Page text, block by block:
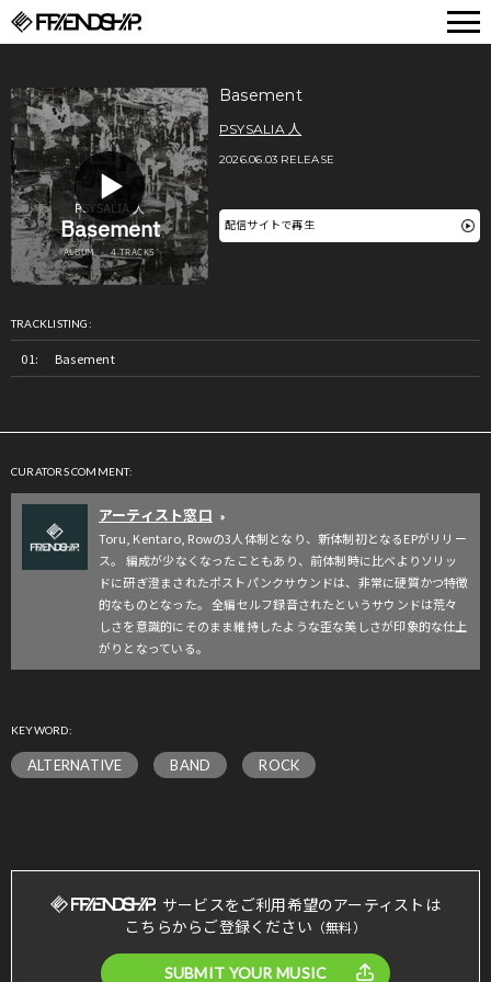
Basement
PSYSALIA 人
2026.06.03 RELEASE
配信サイトで再生
TRACKLISTING:
Basement
CURATORS COMMENT:
アーティスト窓口 »
Toru, Kentaro, Rowの3人体制となり、新体制初となるEPがリリー
ス。 編成が少なくなったこともあり、前体制時に比べよりソリッ
ドに研ぎ澄まされたポストパンクサウンドは、非常に硬質かつ特徴
的なものとなった。 全編セルフ録音されたというサウンドは荒々
しさを意識的にそのまま維持したような歪な美しさが印象的な仕上
がりとなっている。
KEYWORD:
ALTERNATIVE BAND ROCK
サービスをご利用希望のアーティストは
こちらからご登録ください （無料）
SUBMIT YOUR MUSIC